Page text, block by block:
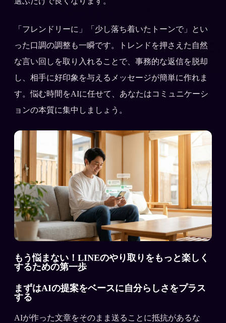
「フレンドリーに」「少し落ち着いたトーンで」とい
った口調の調整も一瞬です。トレンドを押さえた自然
な言い回しを取り入れることで、事務的な返信を脱却
し、相手に好印象を与えるメッセージが簡単に作れま
す。悩む時間をAIに任せて、あなたはコミュニケーシ
ョンの本質に集中しましょう。
もう悩まない！LINEのやり取りをもっと楽しく
するための第一歩
まずはAIの提案をベースに自分らしさをプラス
する
AIが作った文章をそのまま送ることに抵抗があるな